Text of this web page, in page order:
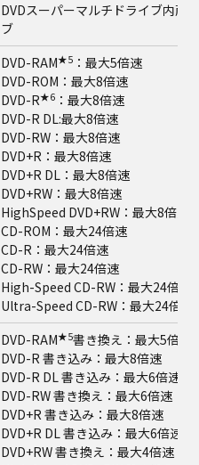
DVDスーパーマルチドライブ内蔵
ブ
DVD-RAM★5 ：最大5倍速
DVD-ROM：最大8倍速
DVD-R★6 ：最大8倍速
DVD-R DL:最大8倍速
DVD-RW：最大8倍速
DVD+R：最大8倍速
DVD+R DL：最大8倍速
DVD+RW：最大8倍速
HighSpeed DVD+RW：最大8倍速
CD-ROM：最大24倍速
CD-R：最大24倍速
CD-RW：最大24倍速
High-Speed CD-RW：最大24倍速
Ultra-Speed CD-RW：最大24倍速
DVD-RAM★5書き換え：最大5倍速
DVD-R 書き込み：最大8倍速
DVD-R DL 書き込み：最大6倍速
DVD-RW 書き換え：最大6倍速
DVD+R 書き込み：最大8倍速
DVD+R DL 書き込み：最大6倍速
DVD+RW 書き換え：最大4倍速